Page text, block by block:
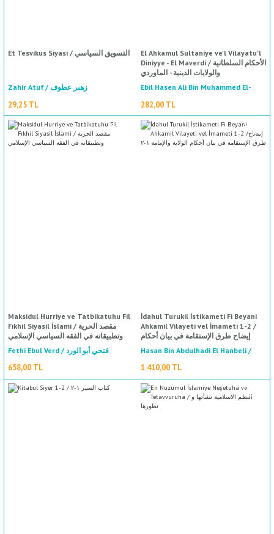
%50
indirim
Et Tesvikus Siyasi / التسويق السياسي
Zahir Atuf / زهىر عطوف
29,25 TL
El Ahkamul Sultaniye ve'l Vilayatu'l
Diniyye - El Maverdi / الأحكام السلطانية
والولايات الدينية - الماوردي
Ebil Hasen Ali Bin Muhammed El-
Maverdi El Basri / أبي الحسن علي بن
محمد الماوردي البصري
282,00 TL
Maksidul Hurriye ve Tatbikatuhu Fil
Fıkhil Siyasil İslami / مقصد الحرية
وتطبيقاته في الفقه السياسي الإسلامي
Fethi Ebul Verd / فتحي أبو الورد
658,00 TL
İdahul Turukil İstikameti Fi Beyani
Ahkamil Vilayeti vel İmameti 1-2 /
إيضاح طرق الإستقامة في بيان أحكام
Hasan Bin Abdulhadi El Hanbeli /
حسن بن عبدالهادي الحنبلي
1.410,00 TL